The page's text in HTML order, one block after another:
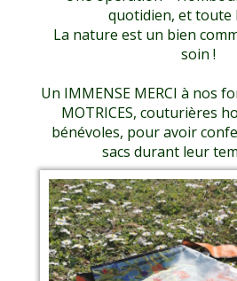
quotidien, et toute
La nature est un bien
soin !
Un IMMENSE MERCI à nos
MOTRICES, couturières
bénévoles, pour avoir
sacs durant leur